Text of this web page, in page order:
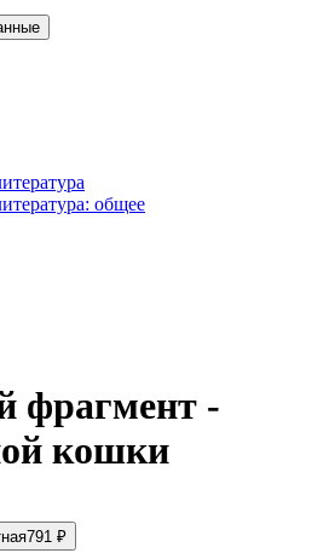
общее
фрагмент -
кошки
791 ₽